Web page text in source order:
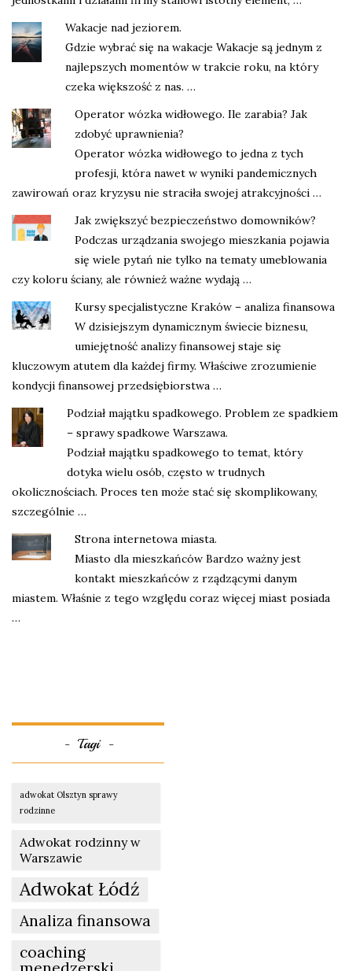
Wakacje nad jeziorem.
Gdzie wybrać się na wakacje Wakacje są jednym z
najlepszych momentów w trakcie roku, na który
czeka większość z nas. …
Operator wózka widłowego. Ile zarabia? Jak
zdobyć uprawnienia?
Operator wózka widłowego to jedna z tych
profesji, która nawet w wyniki pandemicznych
zawirowań oraz kryzysu nie straciła swojej atrakcyjności …
Jak zwiększyć bezpieczeństwo domowników?
Podczas urządzania swojego mieszkania pojawia
się wiele pytań nie tylko na tematy umeblowania
czy koloru ściany, ale również ważne wydają …
Kursy specjalistyczne Kraków – analiza finansowa
W dzisiejszym dynamicznym świecie biznesu,
umiejętność analizy finansowej staje się
kluczowym atutem dla każdej firmy. Właściwe zrozumienie
kondycji finansowej przedsiębiorstwa …
Podział majątku spadkowego. Problem ze spadkiem
– sprawy spadkowe Warszawa.
Podział majątku spadkowego to temat, który
dotyka wielu osób, często w trudnych
okolicznościach. Proces ten może stać się skomplikowany,
szczególnie …
Strona internetowa miasta.
Miasto dla mieszkańców Bardzo ważny jest
kontakt mieszkańców z rządzącymi danym
miastem. Właśnie z tego względu coraz więcej miast posiada
…
Tagi
adwokat Olsztyn sprawy
rodzinne
Adwokat rodzinny w
Warszawie
Adwokat Łódź
Analiza finansowa
coaching